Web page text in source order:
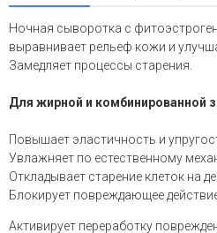
Ночная сыворотка с
выравнивает рельеф кожи и
Замедляет процессы старения.
Для жирной и комбинированной
Повышает эластичность и
Увлажняет по естественному
Откладывает старение клеток на
Блокирует повреждающее
Активирует переработку